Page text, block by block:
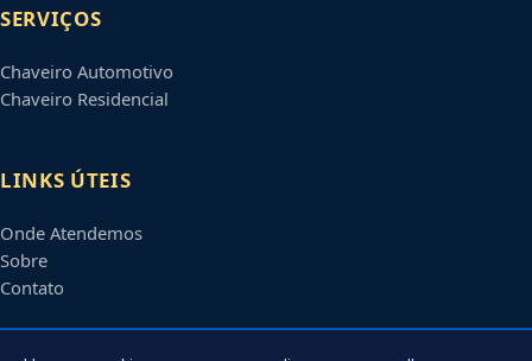
SERVIÇOS
Chaveiro Automotivo
Chaveiro Residencial
LINKS ÚTEIS
Onde Atendemos
Sobre
Contato